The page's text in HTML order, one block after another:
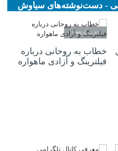
- دست‌نوشته‌های سیاوش
۲۱ مرداد ۱۳۹۵
خطاب به روحانی درباره
فیلترینگ و آزادی ماهواره